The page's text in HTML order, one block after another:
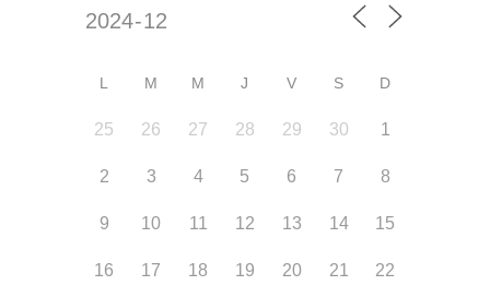
L M M J V S D
25 26 27 28 29 30 1
2 3 4 5 6 7 8
9 10 11 12 13 14 15
16 17 18 19 20 21 22